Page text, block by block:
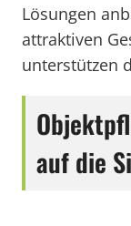
Lösungen
attraktiven
unterstützen
auf die